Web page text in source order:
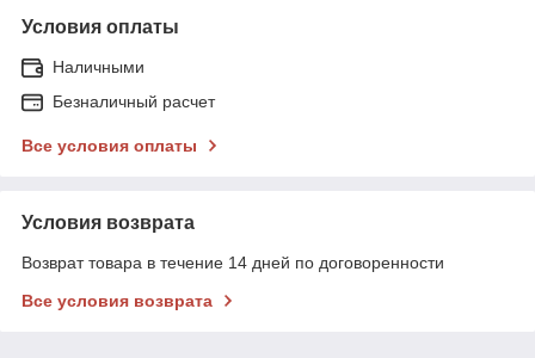
Условия оплаты
Наличными
Безналичный расчет
Все условия оплаты
Условия возврата
Возврат товара в течение 14 дней по договоренности
Все условия возврата